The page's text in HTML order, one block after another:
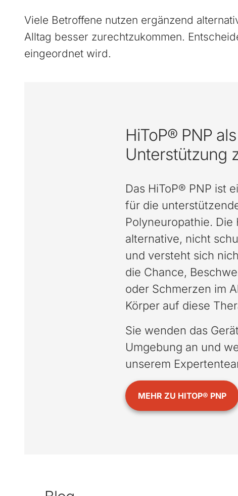
Viele Betroffene nutzen ergänzend
Alltag besser zurechtzukommen.
eingeordnet wird.
HiToP® PNP
Unterstützung
Das HiToP® PNP ist
für die
Polyneuropathie.
alternative, nicht
und versteht sich
die Chance,
oder Schmerzen im
Körper auf diese
Sie wenden das
Umgebung an und
unserem
MEHR ZU HITOP® PNP